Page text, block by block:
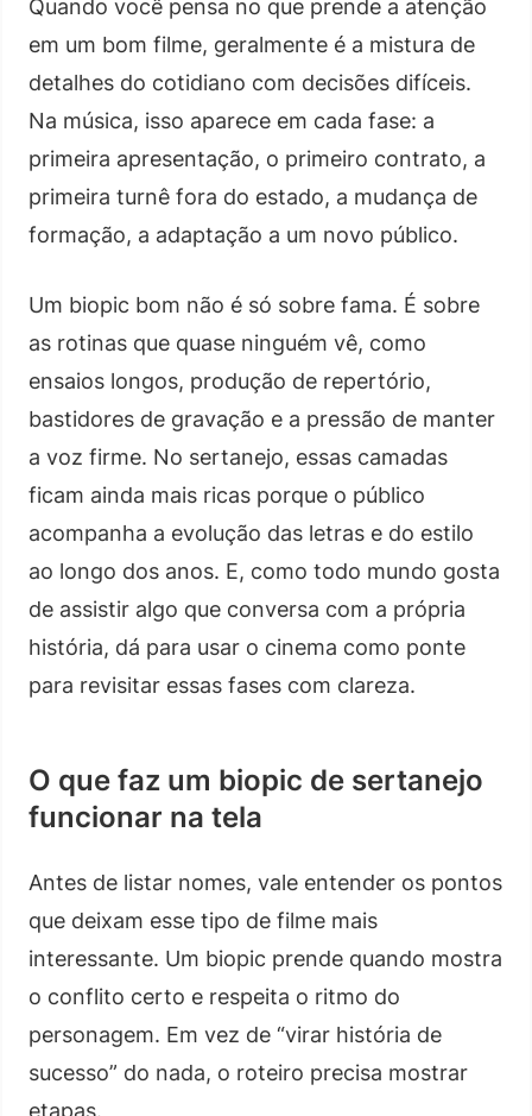
Quando você pensa no que prende a atenção
em um bom filme, geralmente é a mistura de
detalhes do cotidiano com decisões difíceis.
Na música, isso aparece em cada fase: a
primeira apresentação, o primeiro contrato, a
primeira turnê fora do estado, a mudança de
formação, a adaptação a um novo público.
Um biopic bom não é só sobre fama. É sobre
as rotinas que quase ninguém vê, como
ensaios longos, produção de repertório,
bastidores de gravação e a pressão de manter
a voz firme. No sertanejo, essas camadas
ficam ainda mais ricas porque o público
acompanha a evolução das letras e do estilo
ao longo dos anos. E, como todo mundo gosta
de assistir algo que conversa com a própria
história, dá para usar o cinema como ponte
para revisitar essas fases com clareza.
O que faz um biopic de sertanejo
funcionar na tela
Antes de listar nomes, vale entender os pontos
que deixam esse tipo de filme mais
interessante. Um biopic prende quando mostra
o conflito certo e respeita o ritmo do
personagem. Em vez de “virar história de
sucesso” do nada, o roteiro precisa mostrar
etapas.